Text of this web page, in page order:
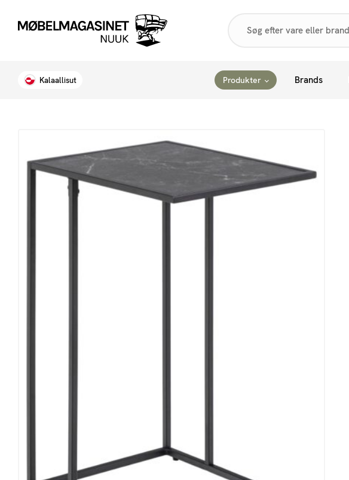
search
Kalaallisut Produkter Brands